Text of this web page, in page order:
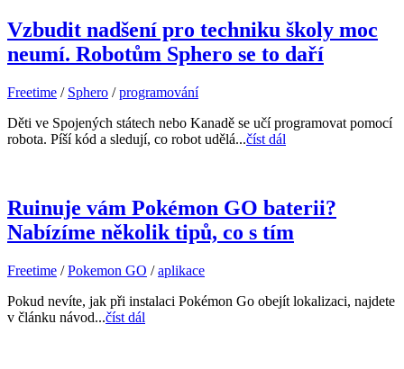
Vzbudit nadšení pro techniku školy moc
neumí. Robotům Sphero se to daří
Freetime / Sphero /programování
Děti ve Spojených státech nebo Kanadě se učí programovat pomocí
robota. Píší kód a sledují, co robot udělá...číst dál
Ruinuje vám Pokémon GO baterii?
Nabízíme několik tipů, co s tím
Freetime /Pokemon GO /aplikace
Pokud nevíte, jak při instalaci Pokémon Go obejít lokalizaci, najdete
v článku návod...číst dál